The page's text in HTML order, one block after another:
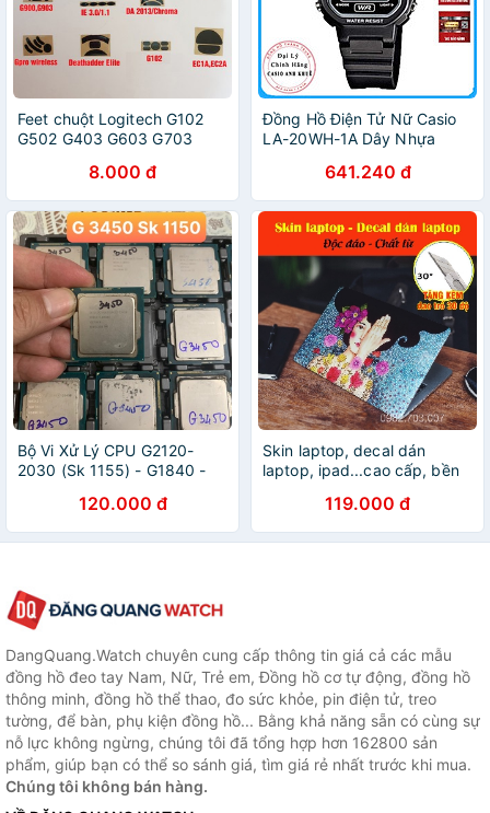
Feet chuột Logitech G102
G502 G403 G603 G703
G305 G-Pro-Wirelss
G300/300s MX-Maxter-V1,2
G900
8.000 đ
Đồng Hồ Điện Tử Nữ Casio
LA-20WH-1A Dây Nhựa
641.240 đ
Bộ Vi Xử Lý CPU G2120-
2030 (Sk 1155) - G1840 -
3450 (Sk 1150) Giá Rẻ
Chuẩn - Vi Tính Bắc Hải
120.000 đ
Skin laptop, decal dán
laptop, ipad...cao cấp, bền
DAO TRỔ - MẪU DÀNH CHO
NỮ
119.000 đ
DangQuang.Watch chuyên cung cấp thông tin giá cả các mẫu
đồng hồ đeo tay Nam, Nữ, Trẻ em, Đồng hồ cơ tự động, đồng hồ
thông minh, đồng hồ thể thao, đo sức khỏe, pin điện tử, treo
tường, để bàn, phụ kiện đồng hồ... Bằng khả năng sẵn có cùng sự
nỗ lực không ngừng, chúng tôi đã tổng hợp hơn 162800 sản
phẩm, giúp bạn có thể so sánh giá, tìm giá rẻ nhất trước khi mua.
Chúng tôi không bán hàng.